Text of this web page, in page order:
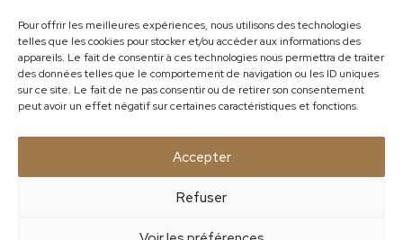
Pour offrir les meilleures expériences, nous utilisons des technologies
telles que les cookies pour stocker et/ou accéder aux informations des
appareils. Le fait de consentir à ces technologies nous permettra de traiter
des données telles que le comportement de navigation ou les ID uniques
sur ce site. Le fait de ne pas consentir ou de retirer son consentement
peut avoir un effet négatif sur certaines caractéristiques et fonctions.
Accepter
Refuser
-
Mentions légales -Politique de cookies -
Politique de confidentialité